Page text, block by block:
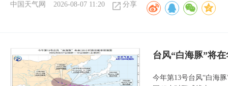
中国天气网 2026-08-07 11:20 分享
台风“白海豚”将
今年第13号台风“白海